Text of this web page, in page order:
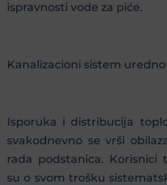
ispravnosti vode za piće.
Kanalizacioni sistem
Isporuka i distribucija
svakodnevno se vrši
rada podstanica. Korisnici
su o svom trošku